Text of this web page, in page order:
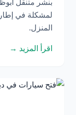
لمشكلة في
المنزل.
اقرأ المزيد →